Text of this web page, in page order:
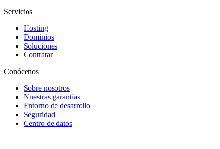
Servicios
Hosting
Dominios
Soluciones
Contratar
Conócenos
Sobre nosotros
Nuestras garantías
Entorno de desarrollo
Seguridad
Centro de datos